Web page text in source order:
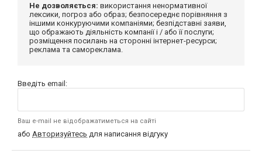
Не дозволяється: використання ненормативної
лексики, погроз або образ; безпосереднє порівняння з
іншими конкуруючими компаніями; безпідставні заяви,
що ображають діяльність компанії і / або її послуги;
розміщення посилань на сторонні інтернет-ресурси;
реклама та самореклама.
Введіть email:
Ваш e-mail не відображатиметься на сайті
або Авторизуйтесь для написання відгуку